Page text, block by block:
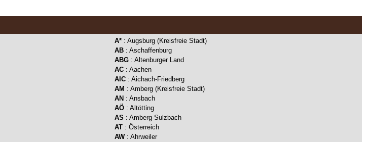
A* : Augsburg (Kreisfreie Stadt)
AB : Aschaffenburg
ABG : Altenburger Land
AC : Aachen
AIC : Aichach-Friedberg
AM : Amberg (Kreisfreie Stadt)
AN : Ansbach
AÖ : Altötting
AS : Amberg-Sulzbach
AT : Österreich
AW: Ahrweiler